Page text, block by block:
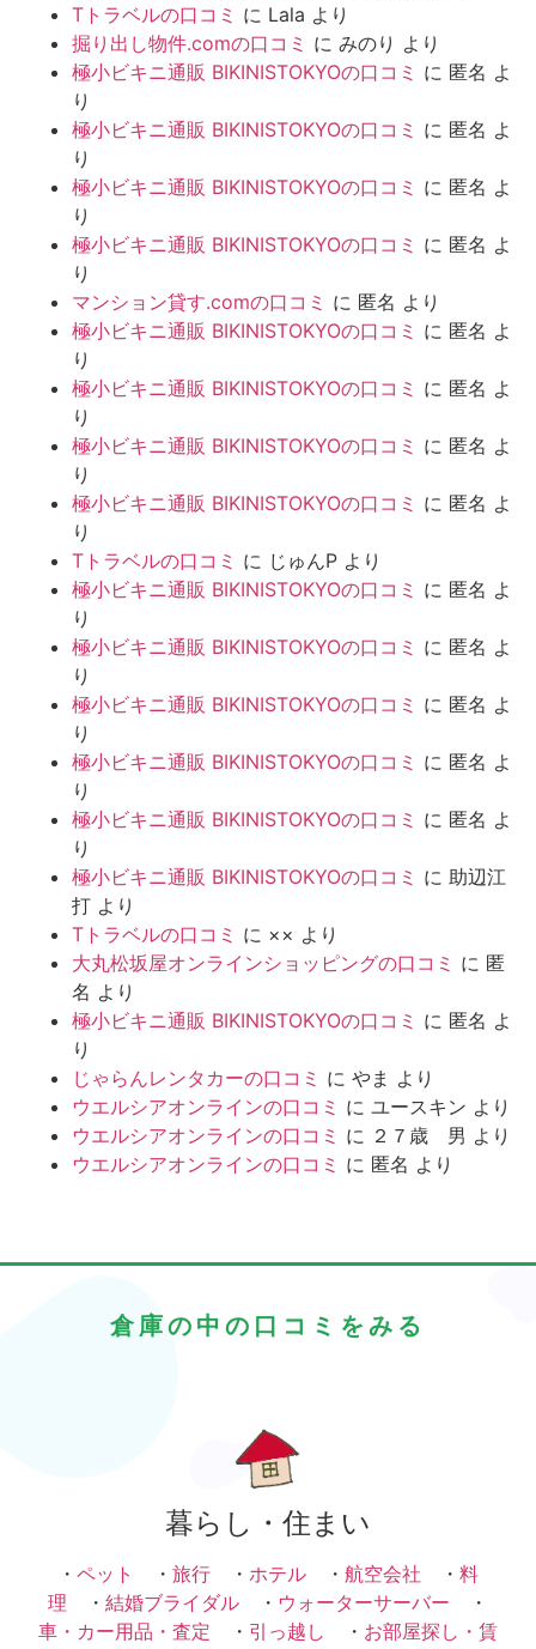
Tトラベルの口コミ に Lala より
掘り出し物件.comの口コミ に みのり より
極小ビキニ通販 BIKINISTOKYOの口コミ に 匿名 よ
り
極小ビキニ通販 BIKINISTOKYOの口コミ に 匿名 よ
り
極小ビキニ通販 BIKINISTOKYOの口コミ に 匿名 よ
り
極小ビキニ通販 BIKINISTOKYOの口コミ に 匿名 よ
り
マンション貸す.comの口コミ に 匿名 より
極小ビキニ通販 BIKINISTOKYOの口コミ に 匿名 よ
り
極小ビキニ通販 BIKINISTOKYOの口コミ に 匿名 よ
り
極小ビキニ通販 BIKINISTOKYOの口コミ に 匿名 よ
り
極小ビキニ通販 BIKINISTOKYOの口コミ に 匿名 よ
り
Tトラベルの口コミ に じゅんP より
極小ビキニ通販 BIKINISTOKYOの口コミ に 匿名 よ
り
極小ビキニ通販 BIKINISTOKYOの口コミ に 匿名 よ
り
極小ビキニ通販 BIKINISTOKYOの口コミ に 匿名 よ
り
極小ビキニ通販 BIKINISTOKYOの口コミ に 匿名 よ
り
極小ビキニ通販 BIKINISTOKYOの口コミ に 匿名 よ
り
極小ビキニ通販 BIKINISTOKYOの口コミ に 助辺江
打 より
Tトラベルの口コミ に ×× より
大丸松坂屋オンラインショッピングの口コミ に 匿
名 より
極小ビキニ通販 BIKINISTOKYOの口コミ に 匿名 よ
り
じゃらんレンタカーの口コミ に やま より
ウエルシアオンラインの口コミ に ユースキン より
ウエルシアオンラインの口コミ に ２７歳 男 より
ウエルシアオンラインの口コミ に 匿名 より
倉庫の中の口コミをみる
暮らし・住まい
・ ペット ・ 旅行 ・ ホテル ・ 航空会社 ・ 料
理 ・ 結婚ブライダル ・ ウォーターサーバー ・
車・カー用品・査定 ・ 引っ越し ・ お部屋探し・賃